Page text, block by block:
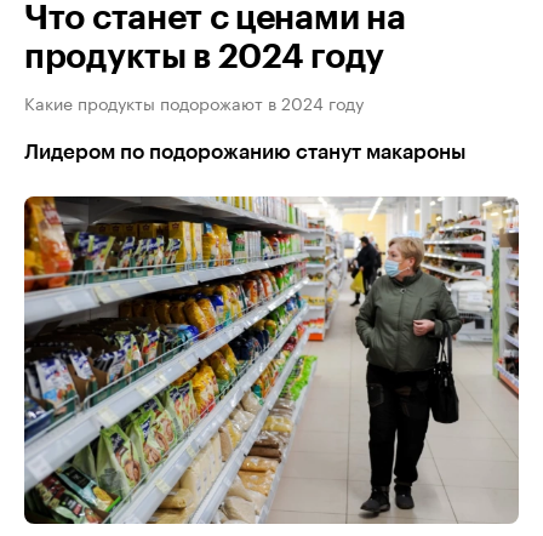
Что станет с ценами на
продукты в 2024 году
Какие продукты подорожают в 2024 году
Лидером по подорожанию станут макароны